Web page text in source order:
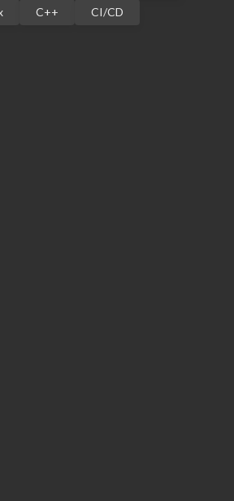
C++ CI/CD